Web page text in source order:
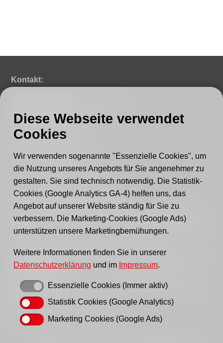
Kontakt:
Lindenstraße 46
15517 Fürstenwalde
Fax: 03361 - 592221
E-mail:post@awo-fuewa.de
Sprechzeiten Geschäftsstelle:
Sie erreichen uns persönlich telefonisch donnerstags
von 9–12 Uhr bzw. dienstags und donnerstags von 14–
16 Uhr.
Außerhalb der Sprechzeiten erreichen Sie uns
Kontaktformular.
Gern können Sie uns auch einen Brief schreiben oder
ein Fax senden.
Vielen Dank für Ihr Verständnis!
Diese Webseite verwendet
Cookies
Wir verwenden sogenannte "Essenzielle Cookies", um
die Nutzung unseres Angebots für Sie angenehmer zu
gestalten. Sie sind technisch notwendig. Die Statistik-
Cookies (Google Analytics GA-4) helfen uns, das
Angebot auf unserer Website ständig für Sie zu
verbessern. Die Marketing-Cookies (Google Ads)
unterstützen unsere Marketingbemühungen.
Weitere Informationen finden Sie in unserer
Datenschutzerklärung und im Impressum.
Essenzielle Cookies (Immer aktiv)
Statistik Cookies (Google Analytics)
Marketing Cookies (Google Ads)